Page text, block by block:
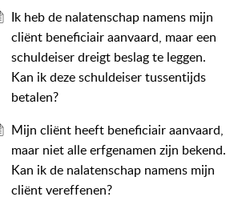
Ik heb de nalatenschap namens mijn
cliënt beneficiair aanvaard, maar een
schuldeiser dreigt beslag te leggen.
Kan ik deze schuldeiser tussentijds
betalen?
Mijn cliënt heeft beneficiair aanvaard,
maar niet alle erfgenamen zijn bekend.
Kan ik de nalatenschap namens mijn
cliënt vereffenen?